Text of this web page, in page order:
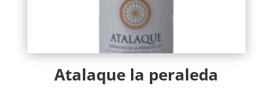
Atalaque la peraleda